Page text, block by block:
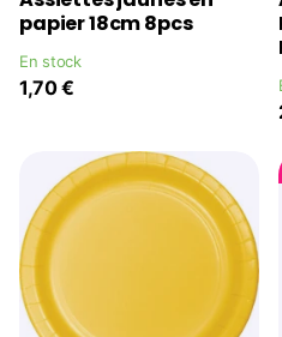
papier 18cm 8pcs
En stock
1,70 €